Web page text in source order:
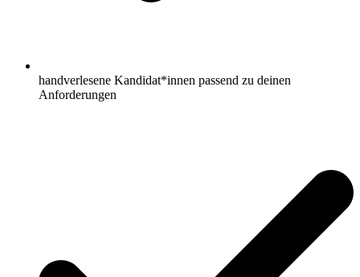
handverlesene Kandidat*innen passend zu deinen
Anforderungen